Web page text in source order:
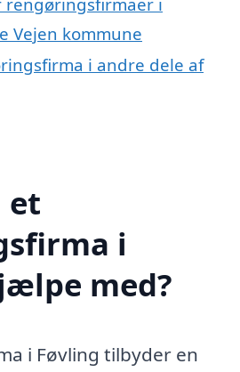
Vejen kommune
i andre dele af
et
i
med?
i Føvling tilbyder en